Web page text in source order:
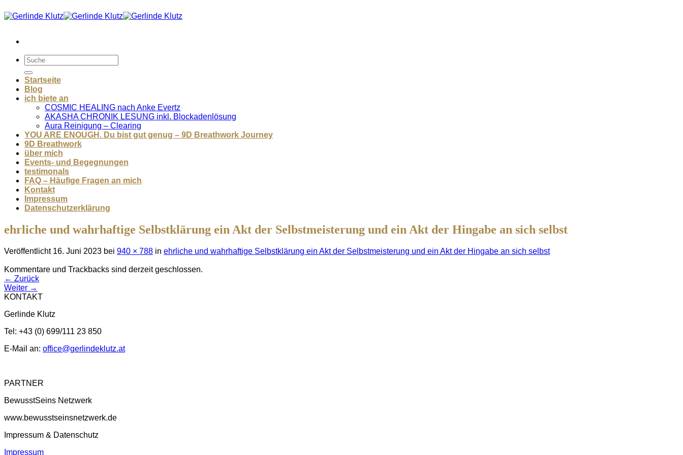
Inhalt
Startseite
Blog
ich biete an
COSMIC HEALING nach Anke Evertz
AKASHA CHRONIK LESUNG inkl. Blockadenlösung
Aura Reinigung – Clearing
YOU ARE ENOUGH. Du bist gut genug – 9D Breathwork Journey
9D Breathwork
über mich
Events- und Begegnungen
testimonals
FAQ – Häufige Fragen an mich
Kontakt
Impressum
Datenschutzerklärung
ehrliche und wahrhaftige Selbstklärung ein Akt der Selbstmeisterung und ein Akt der Hingabe an sich selbst
Veröffentlicht 16. Juni 2023 bei 940 × 788 in ehrliche und wahrhaftige Selbstklärung ein Akt der Selbstmeisterung und ein Akt der Hingabe an sich selbst
Kommentare und Trackbacks sind derzeit geschlossen.
← Zurück
Weiter →
KONTAKT
Gerlinde Klutz
Tel: +43 (0) 699/111 23 850
E-Mail an: office@gerlindeklutz.at
PARTNER
BewusstSeins Netzwerk
www.bewusstseinsnetzwerk.de
Impressum & Datenschutz
Impressum